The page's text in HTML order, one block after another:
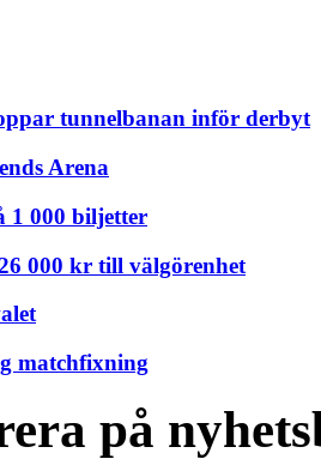
tunnelbanan inför derbyt
Arena
1 000 biljetter
000 kr till välgörenhet
matchfixning
på